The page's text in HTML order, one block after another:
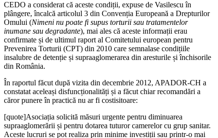
CEDO a considerat că aceste condiții, expuse de Vasilescu în
plângere, încalcă articolul 3 din Convenția Europeană a Drepturilor
Omului (Nimeni nu poate fi supus torturii sau tratamentelor
inumane sau degradante), mai ales că aceste informații erau
confirmate și de ultimul raport al Comitetului european pentru
Prevenirea Torturii (CPT) din 2010 care semnalase condițiile
insalubre de detenție și supraaglomerarea din aresturile și închisorile
din România.
În raportul făcut după vizita din decembrie 2012, APADOR-CH a
constatat aceleași disfuncționalități și a făcut chiar recomandări a
căror punere în practică nu ar fi costisitoare:
[quote]Asociația solicită măsuri urgente pentru diminuarea
supraaglomerării și pentru dotarea tuturor camerelor cu grup sanitar.
Aceste lucruri se pot realiza prin minime investiții sau printr-o mai